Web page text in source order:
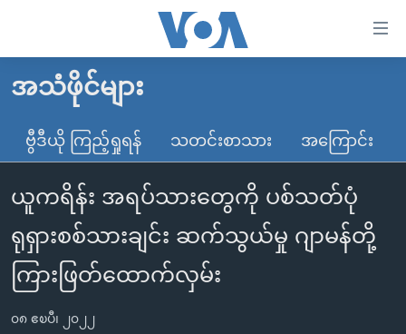
လွယ်ကူ
သည့်
များ
ပင်မ
အကြောင်းအရာ
သို့
ကျော်
မူလစာမျက်နှာ
မြန်မာ
ကမ္ဘာ့သတင်းများ
နိုင်ငံတကာ
အမေရိကန်
တရုတ်
အစ္စရေး-ပါလက်စတိုင်း
ဗွီဒီယို
သတင်းလွတ်လပ်ခွင့်
ရပ်ဝန်းတခု လမ်းတခု အလွန်
အင်္ဂလိပ်စာလေ့လာမယ်
အမေရိကန်သုံးအီဒီယံ
အပတ်စဉ်ကဏ္ဍများ
အသံဖိုင်များ
ဗွီဒီယို ကြည့်ရှုရန် သတင်းစာသား အကြောင်း
ယူကရိန်း အရပ်သားတွေကို ပစ်သတ်ပုံ
ရုရှားစစ်သားချင်း ဆက်သွယ်မှု ဂျာမန်တို့
ကြားဖြတ်ထောက်လှမ်း
၀၈ ဧၿပီ၊ ၂၀၂၂